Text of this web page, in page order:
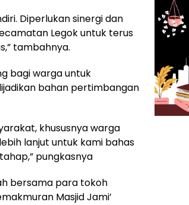
Diperlukan sinergi dan
Legok untuk terus
tambahnya.
bagi warga untuk
bahan pertimbangan
khususnya warga
lanjut untuk kami bahas
pungkasnya
bersama para tokoh
Masjid Jami’